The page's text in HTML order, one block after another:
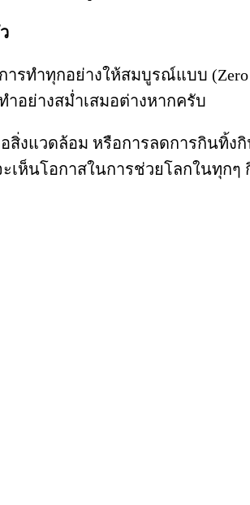
รทำทุกอย่างให้สมบูรณ์แบบ (Zero
ำอย่างสม่ำเสมอต่างหากครับ
งแวดล้อม หรือการลดการกินทิ้งกิ
เห็นโอกาสในการช่วยโลกในทุกๆ